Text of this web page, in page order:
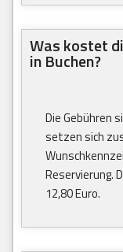
Was kostet
in Buchen?
Die Gebühren
setzen sich
Reservierung.
12,80 Euro.